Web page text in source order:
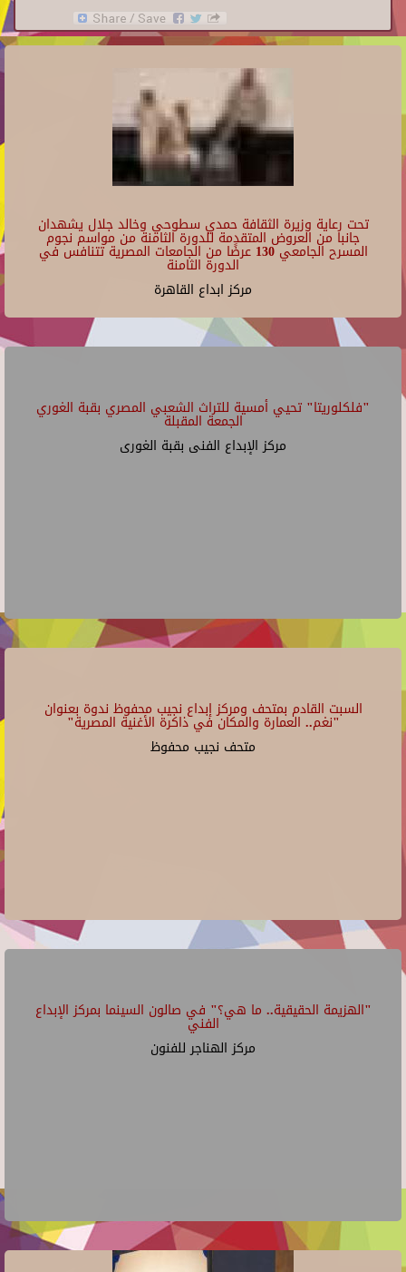
تحت رعاية وزيرة الثقافة حمدي سطوحي وخالد جلال يشهدان
جانبا من العروض المتقدمة للدورة الثامنة من مواسم نجوم
المسرح الجامعي 130 عرضًا من الجامعات المصرية تتنافس في
الدورة الثامنة
مركز ابداع القاهرة
"فلكلوريتا" تحيي أمسية للتراث الشعبي المصري بقبة الغوري
الجمعة المقبلة
مركز الإبداع الفنى بقبة الغورى
السبت القادم بمتحف ومركز إبداع نجيب محفوظ ندوة بعنوان
"نغم.. العمارة والمكان في ذاكرة الأغنية المصرية"
متحف نجيب محفوظ
"الهزيمة الحقيقية.. ما هي؟" في صالون السينما بمركز الإبداع
الفني
مركز الهناجر للفنون